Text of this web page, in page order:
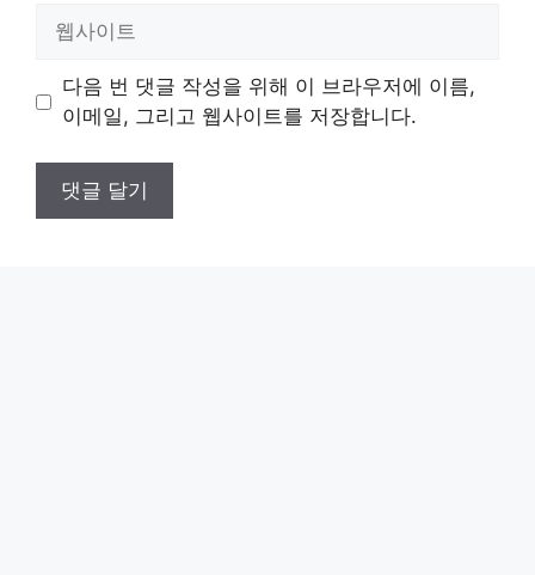
트
다음 번 댓글 작성을 위해 이 브라우저에 이름,
이메일, 그리고 웹사이트를 저장합니다.